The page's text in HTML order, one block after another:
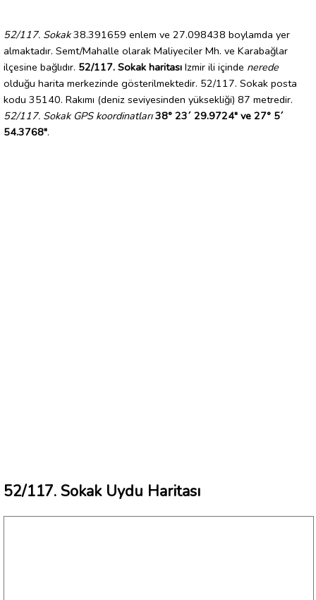
52/117. Sokak38.391659 enlem ve 27.098438 boylamda yer
almaktadır. Semt/Mahalle olarak Maliyeciler Mh. ve Karabağlar
ilçesine bağlıdır. 52/117. Sokak haritası Izmir ili içinde nerede
olduğu harita merkezinde gösterilmektedir. 52/117. Sokak posta
kodu 35140. Rakımı (deniz seviyesinden yüksekliği) 87 metredir.
52/117. Sokak GPS koordinatları 38° 23´ 29.9724" ve 27° 5´
54.3768".
52/117. Sokak Uydu Haritası